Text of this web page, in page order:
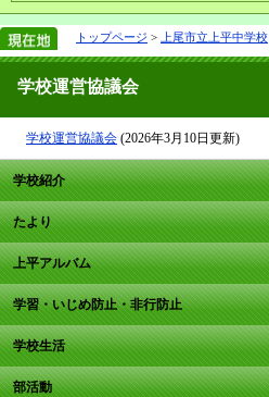
トップページ > 上尾市立上平中学校
学校運営協議会
学校運営協議会 (2026年3月10日更新)
学校紹介
たより
上平アルバム
学習・いじめ防止・非行防止
学校生活
部活動